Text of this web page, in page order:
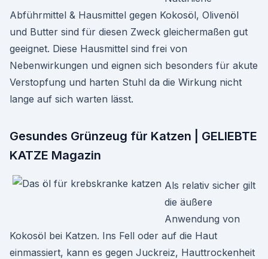
Abführmittel & Hausmittel gegen Kokosöl, Olivenöl
und Butter sind für diesen Zweck gleichermaßen gut
geeignet. Diese Hausmittel sind frei von
Nebenwirkungen und eignen sich besonders für akute
Verstopfung und harten Stuhl da die Wirkung nicht
lange auf sich warten lässt.
Gesundes Grünzeug für Katzen | GELIEBTE
KATZE Magazin
Als relativ sicher gilt
die äußere
Anwendung von
Kokosöl bei Katzen. Ins Fell oder auf die Haut
einmassiert, kann es gegen Juckreiz, Hauttrockenheit